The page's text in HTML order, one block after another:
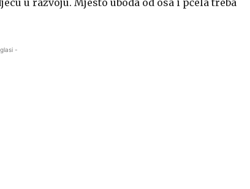
u razvoju. Mjesto uboda od osa i pčela treba
-